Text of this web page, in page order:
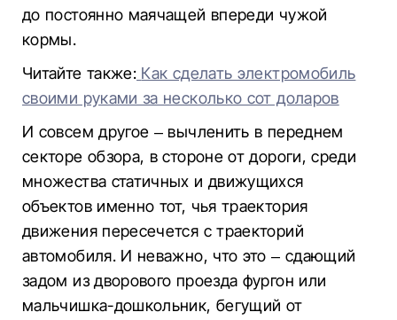
до постоянно маячащей впереди чужой
кормы.
Читайте также: Как сделать электромобиль
своими руками за несколько сот доларов
И совсем другое – вычленить в переднем
секторе обзора, в стороне от дороги, среди
множества статичных и движущихся
объектов именно тот, чья траектория
движения пересечется с траекторий
автомобиля. И неважно, что это – сдающий
задом из дворового проезда фургон или
мальчишка-дошкольник, бегущий от